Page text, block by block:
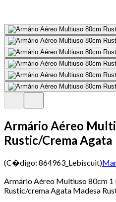
Armário Aéreo
Rustic/Crema Agata
(C�digo: 864963_Lebiscuit)
Armário Aéreo Multiuso 80cm 1
Rustic/crema Agata Madesa